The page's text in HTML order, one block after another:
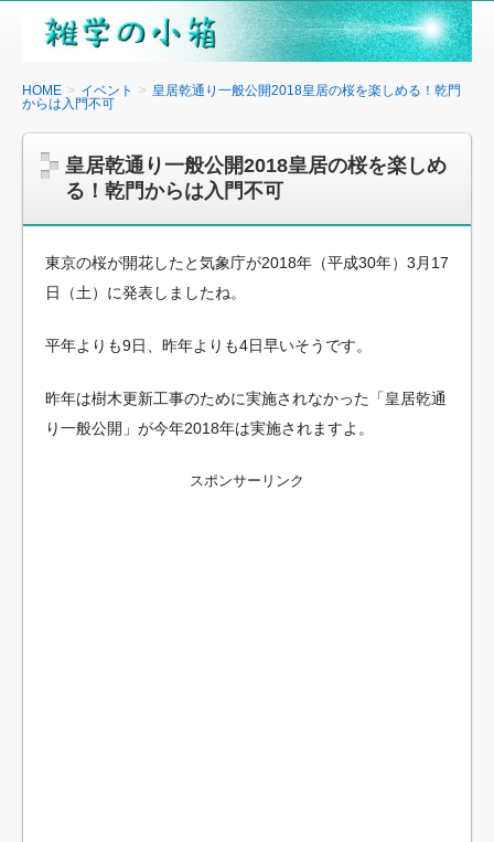
雑
の
箱
HOME イベント
皇居乾通り一般公開2018皇居の桜を楽しめる！乾門
からは入門不可
皇居乾通り一般公開2018皇居の桜を楽しめ
る！乾門からは入門不可
東京の桜が開花したと気象庁が2018年（平成30年）3月17
日（土）に発表しましたね。
平年よりも9日、昨年よりも4日早いそうです。
昨年は樹木更新工事のために実施されなかった「皇居乾通
り一般公開」が今年2018年は実施されますよ。
スポンサーリンク